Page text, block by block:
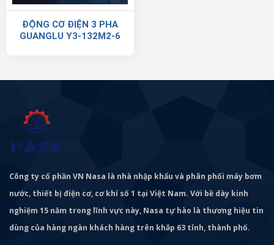
ĐỘNG CƠ ĐIỆN 3 PHA
GUANGLU Y3-132M2-6
Công ty cổ phần VN Nasa là nhà nhập khẩu và phân phối máy bơm
nước, thiết bị điện cơ, cơ khí số 1 tại Việt Nam. Với bề dày kinh
nghiệm 15 năm trong lĩnh vực này, Nasa tự hào là thương hiệu tin
dùng của hàng ngàn khách hàng trên khắp 63 tỉnh, thành phố.